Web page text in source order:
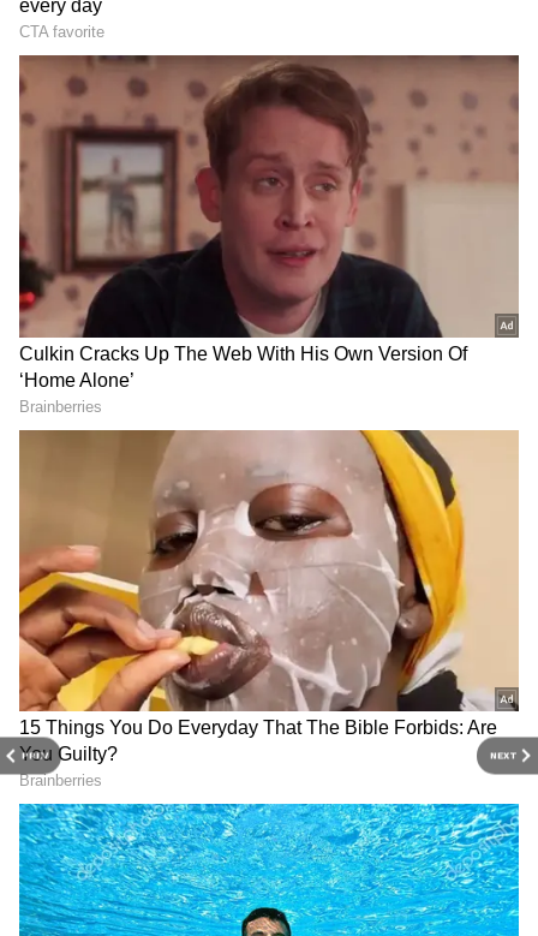
PREV NEXT
Image Credit : Youtube Print Shot/zee Telugu
విలక్షణ నటుడిగా రాణిస్తోన్న నాగార్జున
నాగార్జున ప్రస్తుతం తన 100వ చిత్రం చేస్తున్నారు. `నాగ్‌
100` పేరుతో దీన్ని రూపొందిస్తున్నారు. ప్రస్తుతం ఇది
చిత్రీకరణ జరుపుకుంటోంది. సంక్రాంతి టార్గెట్‌గా ఈ మూవీ
రూపొందుతుంది. ఇదిలా ఉంటే నాగార్జున ఇటీవల క్రేజీగా
టర్న్ తీసుకున్నారు. ఆయన విలన్‌గానూ చేయడానికి రెడీ
అయ్యారు. `కూలీ` చిత్రంలో విలన్‌గా నటించిన విషయం
తెలిసిందే. ఇది ఆడలేదు. అలాగే `కుబేరా` మూవీలో కీలక
పాత్రలో నటించారు. ఇది ఫర్వాలేదనిపించింది.